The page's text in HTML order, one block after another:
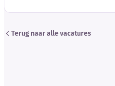
Terug naar alle vacatures